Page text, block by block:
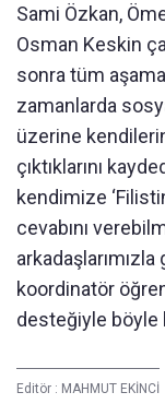
Sami Özkan,
Osman Keskin
sonra tüm
zamanlarda
üzerine
çıktıklarını
kendimize
cevabını
koordinatör
desteğiyle böyle
Editör : MAHMUT EKİNCİ